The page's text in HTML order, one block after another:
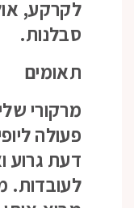
לקרקע,
סבלנות.
תאומים
מרקורי
פעולה
דעת גרוע
לעובדות.